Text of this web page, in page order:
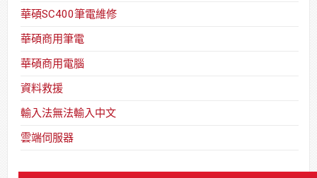
華碩SC400筆電維修
華碩商用筆電
華碩商用電腦
資料救援
輸入法無法輸入中文
雲端伺服器